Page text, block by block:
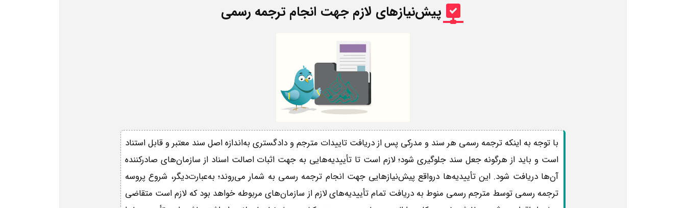
پیش‌نیازهای لازم جهت انجام ترجمه رسمی
با توجه به اینکه ترجمه رسمی هر سند و مدرکی پس از دریافت تاییدات مترجم و دادگستری به‌اندازه اصل سند معتبر و قابل استناد
است و باید از هرگونه جعل سند جلوگیری شود؛ لازم است تا تأییدیه‌هایی به جهت اثبات اصالت اسناد از سازمان‌های صادرکننده
آن‌ها دریافت شود. این تأییدیه‌ها درواقع پیش‌نیازهایی جهت انجام ترجمه رسمی به شمار می‌روند؛ به‌عبارت‌دیگر، شروع پروسه
ترجمه رسمی توسط مترجم رسمی منوط به دریافت تمام تأییدیه‌های لازم از سازمان‌های مربوطه خواهد بود که لازم است متقاضی